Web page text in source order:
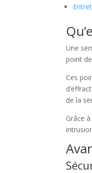
Une
point
Ces
de la
Grâce